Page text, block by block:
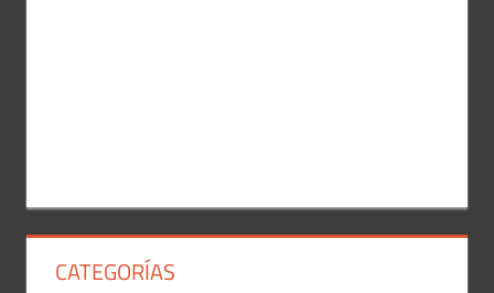
CATEGORÍAS